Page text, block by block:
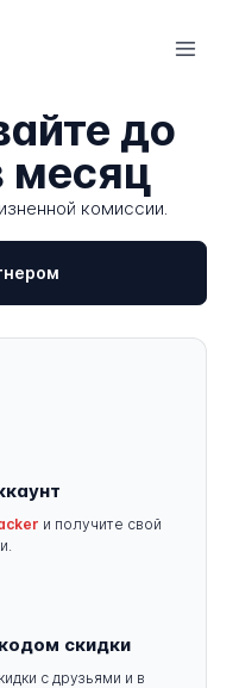
до
месяц
комиссии.
и получите свой
скидки
с друзьями и в